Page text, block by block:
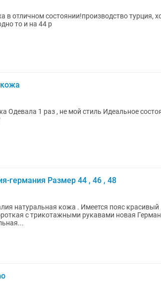
в отличном состоянии!производство турция,
то и на 44 р
50 На
германия Размер 44 , 46 , 48
натуральная кожа . Имеется пояс
с трикотажными рукавами новая